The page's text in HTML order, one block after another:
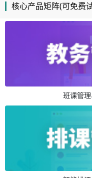
核心产品矩阵(可免费
班课管